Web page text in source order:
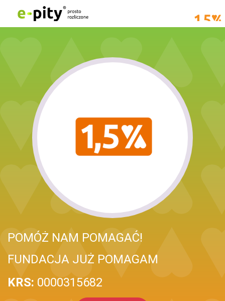
POMÓŻ NAM POMAGAĆ!
FUNDACJA JUŻ POMAGAM
KRS: 0000315682